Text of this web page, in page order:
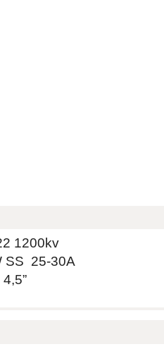
1200kv
SS 25-30A